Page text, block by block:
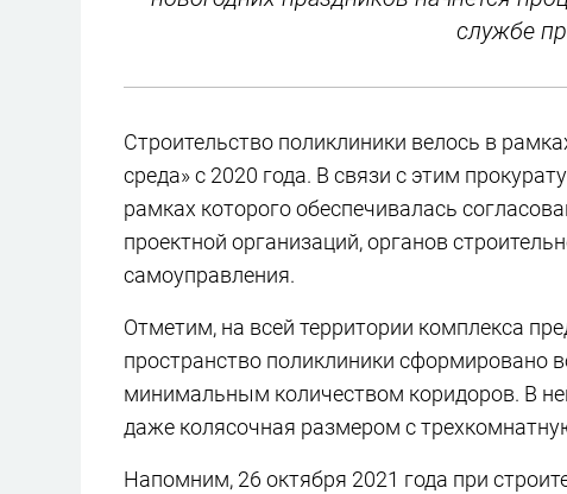
службе
Строительство поликлиники велось в
среда» с 2020 года. В связи с этим
рамках которого обеспечивалась
проектной организаций, органов
самоуправления.
Отметим, на всей территории комплекса
пространство поликлиники сформировано
минимальным количеством коридоров. В
даже колясочная размером с
Напомним, 26 октября 2021 года при